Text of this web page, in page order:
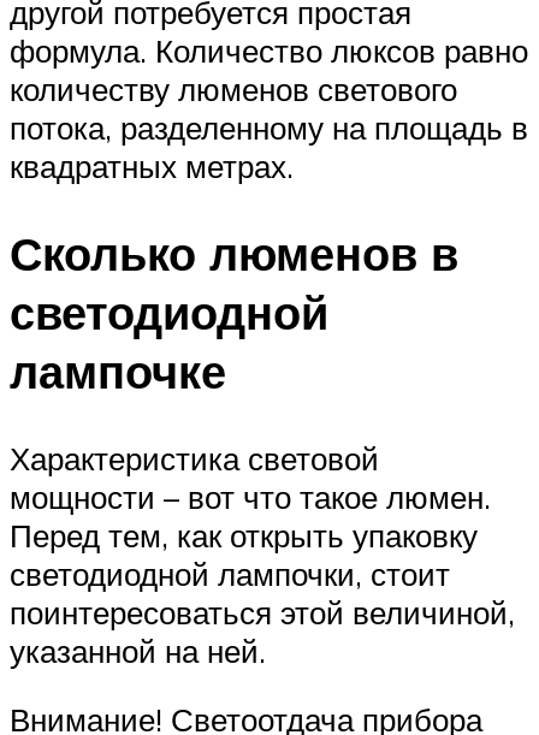
другой потребуется простая
формула. Количество люксов равно
количеству люменов светового
потока, разделенному на площадь в
квадратных метрах.
Сколько люменов в
светодиодной
лампочке
Характеристика световой
мощности – вот что такое люмен.
Перед тем, как открыть упаковку
светодиодной лампочки, стоит
поинтересоваться этой величиной,
указанной на ней.
Внимание! Светоотдача прибора